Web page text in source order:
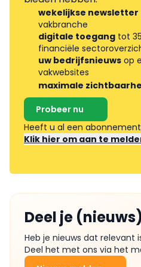
wekelijkse newsletter
vakbranche
digitale toegang tot
financiële
uw bedrijfsnieuws op
vakwebsites
maximale
Probeer nu
Heeft u al een
Klik hier om aan te
Deel je
Heb je nieuws dat relevant
Deel het met ons via het